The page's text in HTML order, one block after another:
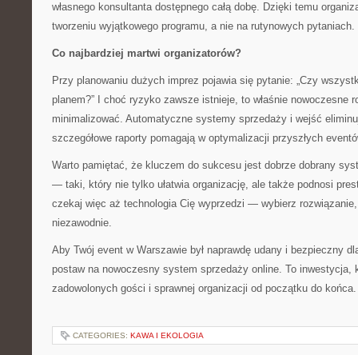
własnego konsultanta dostępnego całą dobę. Dzięki temu
tworzeniu wyjątkowego programu, a nie na rutynowych pytaniach.
Co najbardziej martwi organizatorów?
Przy planowaniu dużych imprez pojawia się pytanie: „Czy
planem?” I choć ryzyko zawsze istnieje, to właśnie nowoczesne
minimalizować. Automatyczne systemy sprzedaży i wejść
szczegółowe raporty pomagają w optymalizacji przyszłych
Warto pamiętać, że kluczem do sukcesu jest dobrze dobrany
— taki, który nie tylko ułatwia organizację, ale także podnosi
czekaj więc aż technologia Cię wyprzedzi — wybierz
niezawodnie.
Aby Twój event w Warszawie był naprawdę udany i bezpieczny
postaw na nowoczesny system sprzedaży online. To inwestycja,
zadowolonych gości i sprawnej organizacji od początku do końca.
CATEGORIES: KAWA I EKOLOGIA